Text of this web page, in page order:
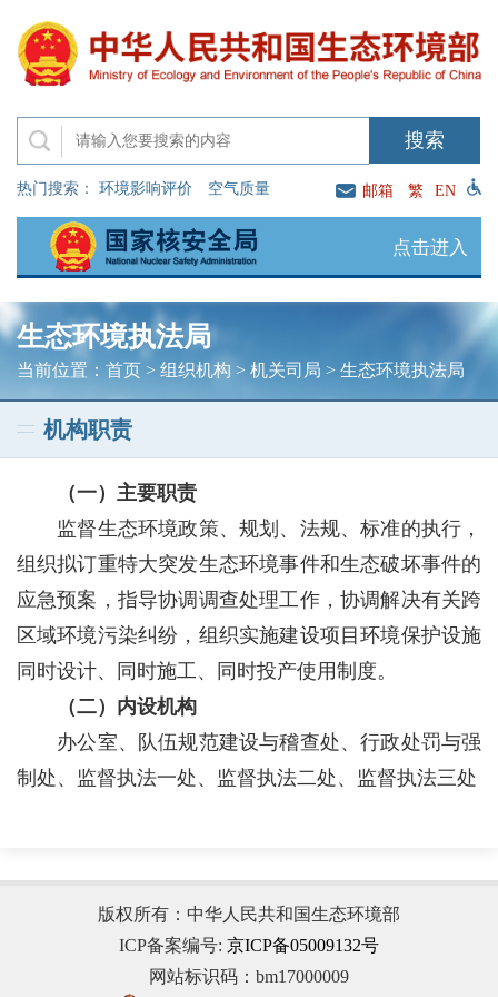
热门搜索： 环境影响评价 空气质量 邮箱 繁 EN
点击进入
生态环境执法局
当前位置： 首页> 组织机构 > 机关司局 > 生态环境执法局
机构职责
（一）主要职责
监督生态环境政策、规划、法规、标准的执行，
组织拟订重特大突发生态环境事件和生态破坏事件的
应急预案，指导协调调查处理工作，协调解决有关跨
区域环境污染纠纷，组织实施建设项目环境保护设施
同时设计、同时施工、同时投产使用制度。
（二）内设机构
办公室、队伍规范建设与稽查处、行政处罚与强
制处、监督执法一处、监督执法二处、监督执法三处
版权所有：中华人民共和国生态环境部
ICP备案编号: 京ICP备05009132号
网站标识码：bm17000009